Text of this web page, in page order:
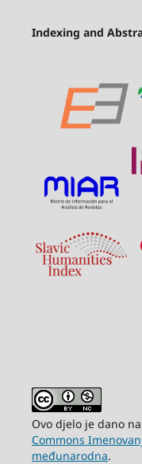
Indexing and
Ovo djelo je dano
Commons
međunarodna.